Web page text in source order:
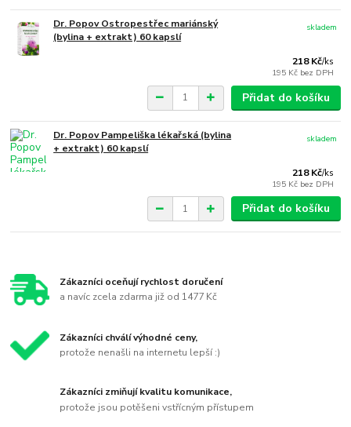
Dr. Popov Ostropestřec mariánský
(bylina + extrakt) 60 kapslí
218 Kč/ks
195 Kč bez DPH
skladem
Přidat do košíku
Dr. Popov Pampeliška lékařská (bylina
+ extrakt) 60 kapslí
218 Kč/ks
195 Kč bez DPH
skladem
Přidat do košíku
Zákazníci oceňují rychlost doručení
a navíc zcela zdarma již od 1477 Kč
Zákazníci chválí výhodné ceny,
protože nenašli na internetu lepší :)
Zákazníci zmiňují kvalitu komunikace,
protože jsou potěšeni vstřícným přístupem